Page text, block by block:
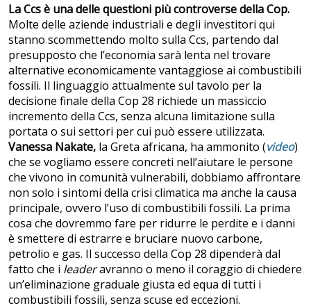
La Ccs è una delle questioni più controverse della Cop.
Molte delle aziende industriali e degli investitori qui
stanno scommettendo molto sulla Ccs, partendo dal
presupposto che l’economia sarà lenta nel trovare
alternative economicamente vantaggiose ai combustibili
fossili. Il linguaggio attualmente sul tavolo per la
decisione finale della Cop 28 richiede un massiccio
incremento della Ccs, senza alcuna limitazione sulla
portata o sui settori per cui può essere utilizzata.
Vanessa Nakate, la Greta africana, ha ammonito (video)
che se vogliamo essere concreti nell’aiutare le persone
che vivono in comunità vulnerabili, dobbiamo affrontare
non solo i sintomi della crisi climatica ma anche la causa
principale, ovvero l’uso di combustibili fossili. La prima
cosa che dovremmo fare per ridurre le perdite e i danni
è smettere di estrarre e bruciare nuovo carbone,
petrolio e gas. Il successo della Cop 28 dipenderà dal
fatto che i leaderavranno o meno il coraggio di chiedere
un’eliminazione graduale giusta ed equa di tutti i
combustibili fossili, senza scuse ed eccezioni.